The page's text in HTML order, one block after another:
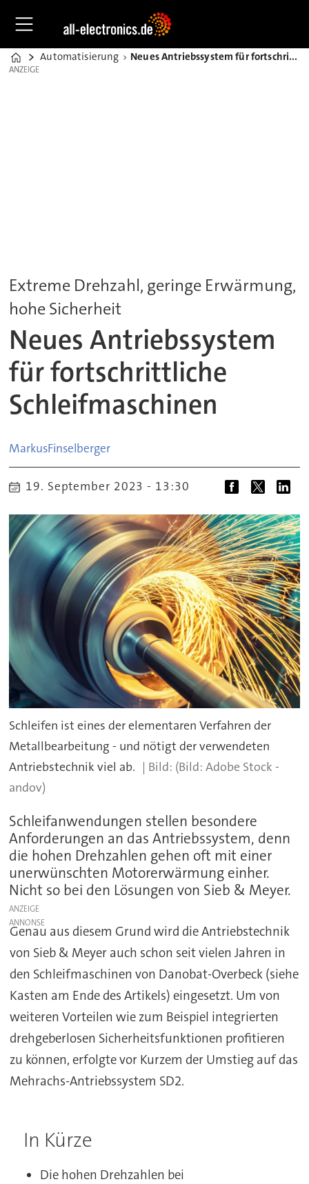
Home
Automatisierung Neues Antriebssystem für fortschrittliche Schleifmaschinen
ANZEIGE
ANZEIGE
Extreme Drehzahl, geringe Erwärmung,
hohe Sicherheit
Neues Antriebssystem
für fortschrittliche
Schleifmaschinen
MarkusFinselberger
19. September 2023 - 13:30
Schleifen ist eines der elementaren Verfahren der
Metallbearbeitung - und nötigt der verwendeten
Antriebstechnik viel ab.
(Bild: Adobe Stock -
andov)
Schleifanwendungen stellen besondere
Anforderungen an das Antriebssystem, denn
die hohen Drehzahlen gehen oft mit einer
unerwünschten Motorerwärmung einher.
Nicht so bei den Lösungen von Sieb & Meyer.
ANZEIGE
Genau aus diesem Grund wird die Antriebstechnik
von Sieb & Meyer auch schon seit vielen Jahren in
den Schleifmaschinen von Danobat-Overbeck (siehe
Kasten am Ende des Artikels) eingesetzt. Um von
weiteren Vorteilen wie zum Beispiel integrierten
drehgeberlosen Sicherheitsfunktionen profitieren
zu können, erfolgte vor Kurzem der Umstieg auf das
Mehrachs-Antriebssystem SD2.
In Kürze
Die hohen Drehzahlen bei